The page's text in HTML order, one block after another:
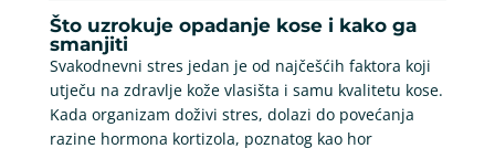
Što uzrokuje opadanje kose i kako ga
smanjiti
Svakodnevni stres jedan je od najčešćih faktora koji
utječu na zdravlje kože vlasišta i samu kvalitetu kose.
Kada organizam doživi stres, dolazi do povećanja
razine hormona kortizola, poznatog kao hor